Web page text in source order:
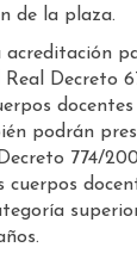
de la plaza.
acreditación
Decreto
podrán
774/
cuerpos